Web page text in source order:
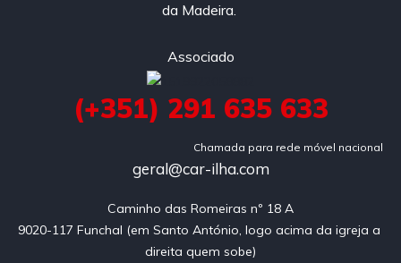
da Madeira.
Associado
(+351) 291 635 633
Chamada para rede móvel nacional
geral@car-ilha.com
Caminho das Romeiras nº 18 A
9020-117 Funchal (em Santo António, logo acima da igreja a
direita quem sobe)